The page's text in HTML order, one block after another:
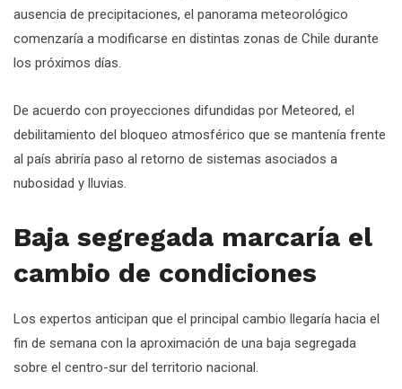
ausencia de precipitaciones, el panorama meteorológico
comenzaría a modificarse en distintas zonas de Chile durante
los próximos días.
De acuerdo con proyecciones difundidas por Meteored, el
debilitamiento del bloqueo atmosférico que se mantenía frente
al país abriría paso al retorno de sistemas asociados a
nubosidad y lluvias.
Baja segregada marcaría el
cambio de condiciones
Los expertos anticipan que el principal cambio llegaría hacia el
fin de semana con la aproximación de una baja segregada
sobre el centro-sur del territorio nacional.